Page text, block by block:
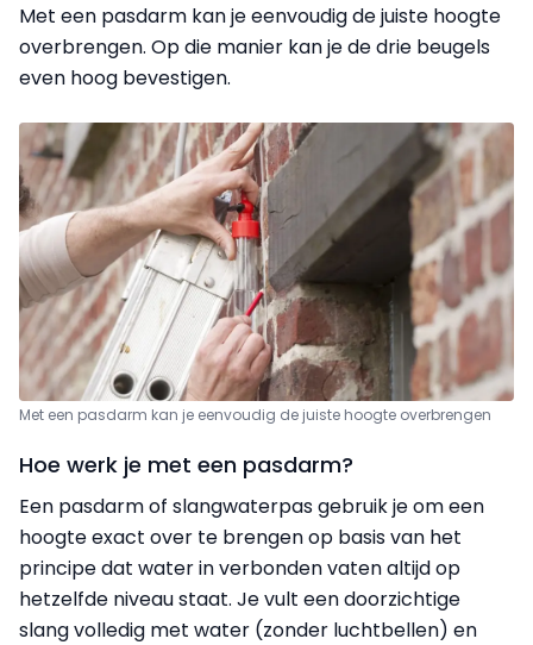
Met een pasdarm kan je eenvoudig de juiste hoogte
overbrengen. Op die manier kan je de drie beugels
even hoog bevestigen.
Met een pasdarm kan je eenvoudig de juiste hoogte overbrengen
Hoe werk je met een pasdarm?
Een pasdarm of slangwaterpas gebruik je om een
hoogte exact over te brengen op basis van het
principe dat water in verbonden vaten altijd op
hetzelfde niveau staat. Je vult een doorzichtige
slang volledig met water (zonder luchtbellen) en